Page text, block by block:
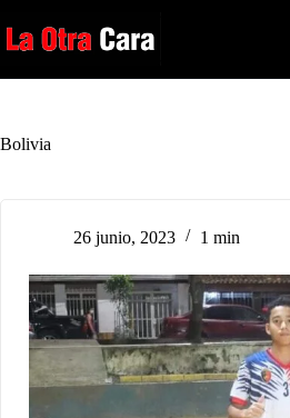
al
contenido
Bolivia
26 junio, 2023 1 min